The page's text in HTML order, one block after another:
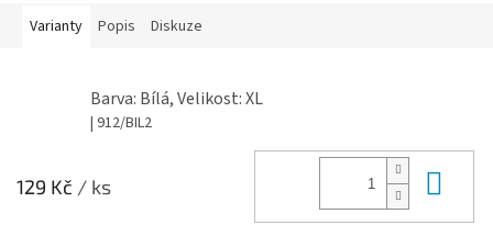
Varianty Popis Diskuze
Barva: Bílá, Velikost: XL
| 912/BIL2
129 Kč / ks